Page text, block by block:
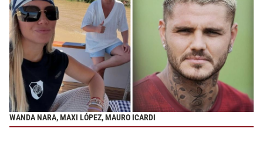
WANDA NARA, MAXI LÓPEZ, MAURO ICARDI